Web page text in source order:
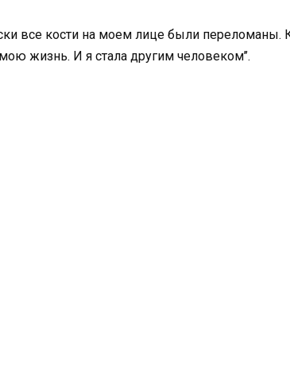
все кости на моем лице были переломаны.
жизнь. И я стала другим человеком’’.